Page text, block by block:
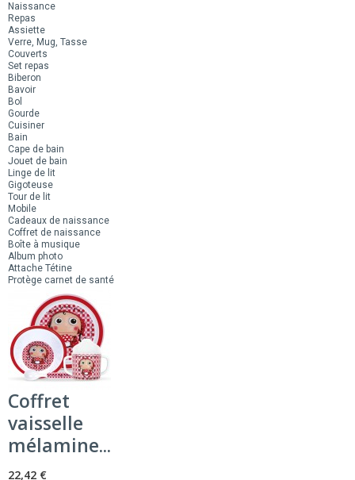
Naissance
Repas
Assiette
Verre, Mug, Tasse
Couverts
Set repas
Biberon
Bavoir
Bol
Gourde
Cuisiner
Bain
Cape de bain
Jouet de bain
Linge de lit
Gigoteuse
Tour de lit
Mobile
Cadeaux de naissance
Coffret de naissance
Boîte à musique
Album photo
Attache Tétine
Protège carnet de santé
Coffret
vaisselle
mélamine...
22,42 €